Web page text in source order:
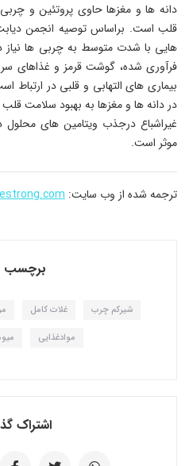
دانه ها و مغزها حاوی پروتئین و
قلب است. براساس توصیه انجمن دیابت
هایی با شدت متوسط به چربی ها نیاز
فرآوری شده، گوشت قرمز و غذاهای
بیماری های التهابی و قلبی در ارتباط
در دانه ها و مغزها به بهبود سلامت
موثر است.
ترجمه شده از وب سایت:
برچسب
شیرکم چرب غلات کامل
موادغذایی
اشتراک